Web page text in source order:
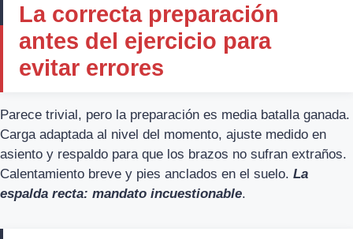
La correcta preparación
antes del ejercicio para
evitar errores
Parece trivial, pero la preparación es media batalla ganada.
Carga adaptada al nivel del momento, ajuste medido en
asiento y respaldo para que los brazos no sufran extraños.
Calentamiento breve y pies anclados en el suelo. La
espalda recta: mandato incuestionable.